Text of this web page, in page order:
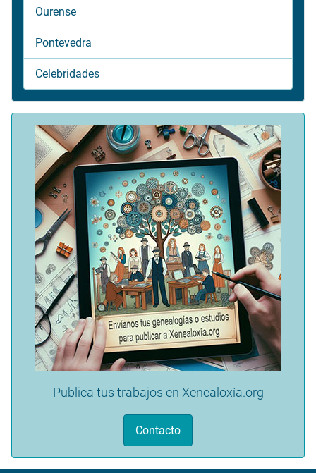
Ourense
Pontevedra
Celebridades
Publica tus trabajos en Xenealoxía.org
Contacto